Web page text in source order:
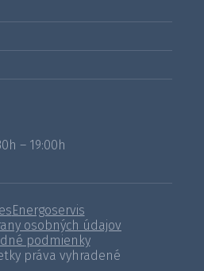
– 19:00h
práva vyhradené
Energoservis
osobných údajov
podmienky